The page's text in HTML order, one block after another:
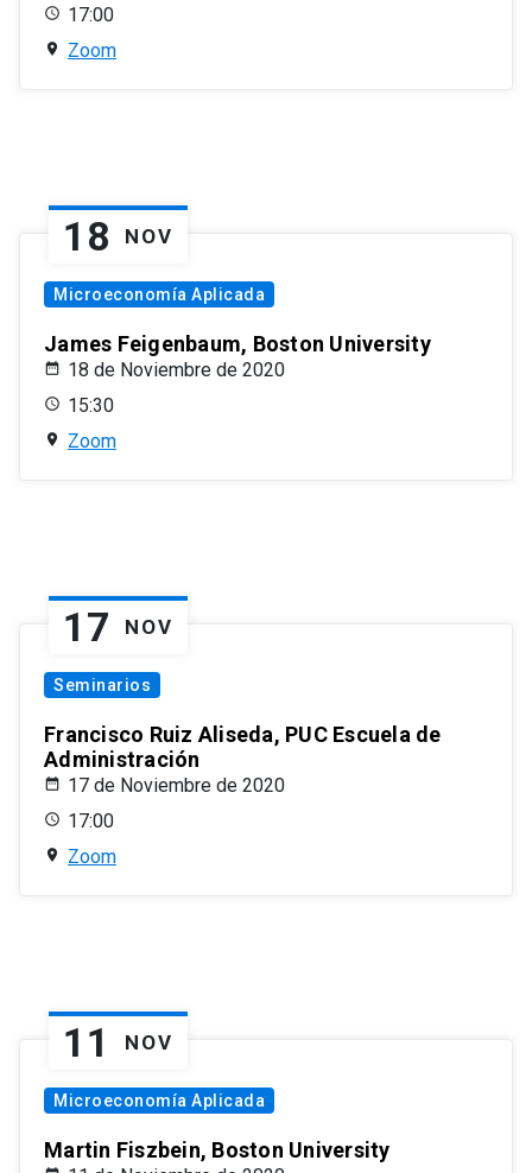
17:00
Zoom
18 NOV
Microeconomía Aplicada
James Feigenbaum, Boston University
18 de Noviembre de 2020
15:30
Zoom
17 NOV
Seminarios
Francisco Ruiz Aliseda, PUC Escuela de
Administración
17 de Noviembre de 2020
17:00
Zoom
11 NOV
Microeconomía Aplicada
Martin Fiszbein, Boston University